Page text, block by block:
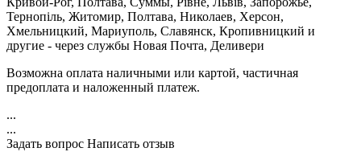
Тернопіль, Житомир, Полтава, Николаев, Херсон,
Хмельницкий, Мариуполь, Славянск, Кропивницкий и
другие - через службы Новая Почта, Деливери
Возможна оплата наличными или картой, частичная
предоплата и наложенный платеж.
...
...
Задать вопрос Написать отзыв